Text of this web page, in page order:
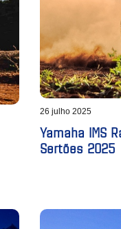
26 julho 2025
Yamaha IMS
Sertões 2025